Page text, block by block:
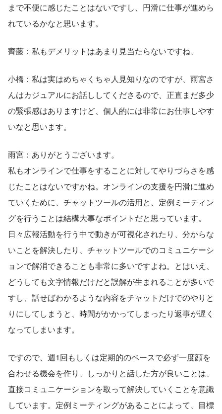
まで不便に感じたことはないですし、円滑に仕事が進めら
れているかなと思います。
齊藤：私もデメリットはあまり見当たらないですね、
小橋：私は実はめちゃくちゃ人見知りなのですが、雨宮さ
んはカジュアルにお話ししてくださるので、正直まだ多少
の緊張感はありますけど、個人的には非常にお仕事しやす
いなと思います。
雨宮：ありがとうございます。
私もオンラインで仕事をすることに対してやりづらさを感
じたことはないですかね。オンラインの支援を円滑に進め
ていくために、チャットツールの活用と、定例ミーティン
グを行うことは結構大事なポイントだと思っています。
日々広報活動を行う中で動きが可視化されたり、分からな
いことを解決したり、チャットツールでのコミュニケーシ
ョンで解消できることも非常に多いですよね。とはいえ、
どうしても文字情報だけだと誤解が生まれることが多いで
すし、話せばわかるような内容をチャットだけでのやりと
りにしてしまうと、時間がかかってしまったり返事が遅く
なってしまいます。
ですので、週1回もしくは定期的のペースで必ず一度顔を
合わせる機会を作り、しっかりと話した方が良いことは、
直接コミュニケーションを取って解決していくことを意識
しています。定例ミーティングがあることによって、目標